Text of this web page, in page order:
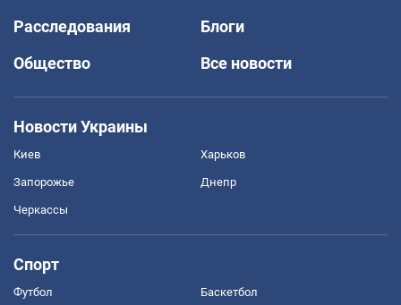
Расследования
Блоги
Общество
Все новости
Новости Украины
Киев Харьков
Запорожье Днепр
Черкассы
Спорт
Футбол Баскетбол